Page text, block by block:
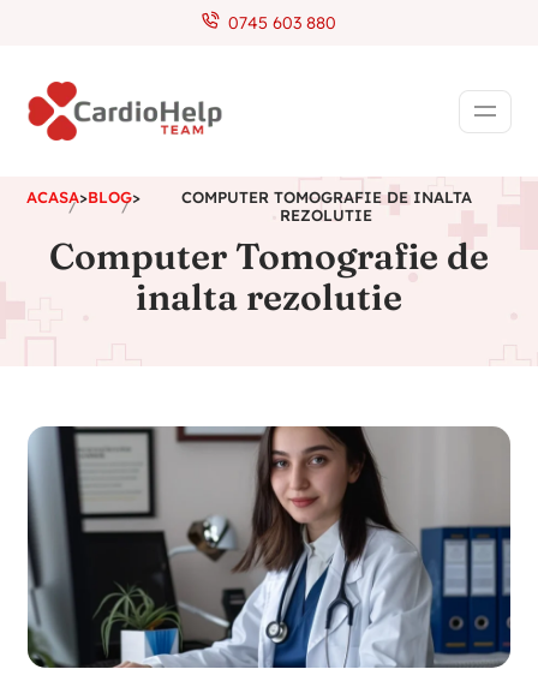
0745 603 880
ACASA>BLOG>
COMPUTER TOMOGRAFIE DE INALTA
REZOLUTIE
Computer Tomografie de
inalta rezolutie